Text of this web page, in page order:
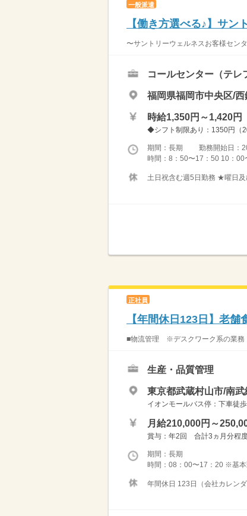
一般派遣
【働き方選べる♪】サ
〜サントリーウェルネスお客様セ
コールセンター（テレ
福岡県福岡市中央区/西
時給1,350円～1,420円
◆シフト制限あり：1350円（
期間：長期 勤務開始日：
時間：8：50〜17：50 10：
土日祝含む週5日勤務 ★曜日
正社員
【年間休日123日】老
■物流管理 ※デスクワーク系の業務
生産・品質管理
東京都武蔵村山市/南武
イオンモールバス停：下車徒
月給210,000円～
賞与：年2回 合計3ヵ月分程
期間：長期
時間：08：00〜17：20 ※基
年間休日 123日（会社カレン